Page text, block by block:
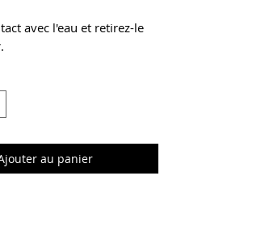
avec l'eau et retirez-le
au panier